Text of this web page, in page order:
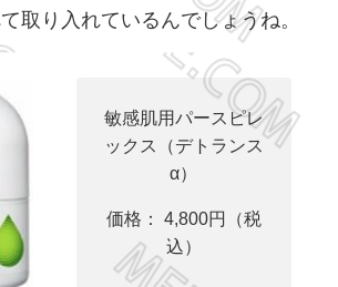
取り入れているんでしょうね。
敏感肌用パースピレ
ックス（デトランス
α）
価格： 4,800円（税
込）